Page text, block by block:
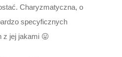
Charyzmatyczna, o
specyficznych
z jej jakami 😛